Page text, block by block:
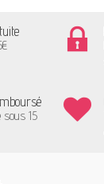
sous 15